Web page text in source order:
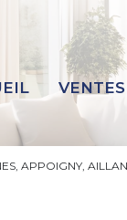
VENTES
MAISONS
IMMEUBLES
IMMO PRO
APPOIGNY,